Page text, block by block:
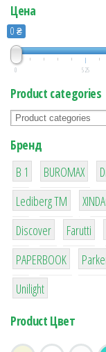
Цена
0 ₴
0 525
Product categories
Бренд
B 1
1
BUROMAX
3
Lediberg ТМ
3
64
Discover
299
Farutti
8
PAPERBOOK
6
1
Unilight
Product Цвет